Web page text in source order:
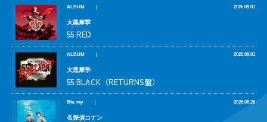
ALBUM 2026.09.01
大黒摩季
55 RED
ALBUM 2026.09.01
大黒摩季
55 BLACK（RETURNS盤）
Blu-ray 2026.08.26
名探偵コナン